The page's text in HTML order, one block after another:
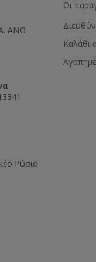
ΑΝΩ
Ρύσιο
Οι
Καλάθι